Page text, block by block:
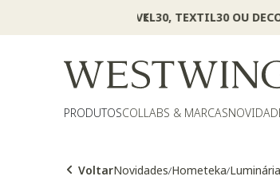
PRODUTOSCOLLABS & MARCAS
VoltarNovidades/Hometeka/